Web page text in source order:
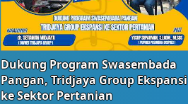
Dukung Program Swasembada
Pangan, Tridjaya Group Ekspansi
ke Sektor Pertanian